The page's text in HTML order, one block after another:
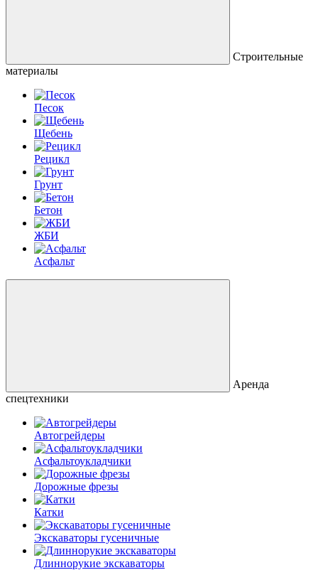
Строительные
материалы
Песок
Щебень
Рецикл
Грунт
Бетон
ЖБИ
Асфальт
Аренда
спецтехники
Автогрейдеры
Асфальто­укладчики
Дорожные фрезы
Катки
Экскаваторы гусеничные
Длиннорукие экскаваторы